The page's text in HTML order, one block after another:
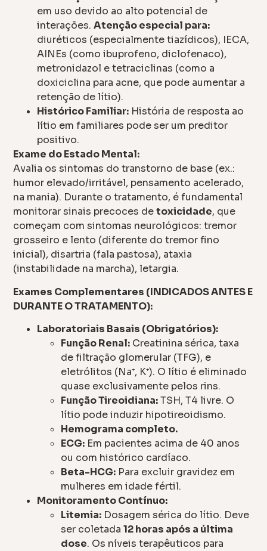
em uso devido ao alto potencial de
interações.Atenção especial para:
diuréticos (especialmente tiazídicos), IECA,
AINEs (como ibuprofeno, diclofenaco),
metronidazol e tetraciclinas (como a
doxiciclina para acne, que pode aumentar a
retenção de lítio).
Histórico Familiar: História de resposta ao
lítio em familiares pode ser um preditor
positivo.
Exame do Estado Mental:
Avalia os sintomas do transtorno de base (ex.:
humor elevado/irritável, pensamento acelerado,
na mania). Durante o tratamento, é fundamental
monitorar sinais precoces detoxicidade, que
começam com sintomas neurológicos: tremor
grosseiro e lento (diferente do tremor fino
inicial), disartria (fala pastosa), ataxia
(instabilidade na marcha), letargia.
Exames Complementares (INDICADOS ANTES E
DURANTE O TRATAMENTO):
Laboratoriais Basais (Obrigatórios):
Função Renal: Creatinina sérica, taxa
de filtração glomerular (TFG), e
eletrólitos (Na⁺, K⁺). O lítio é eliminado
quase exclusivamente pelos rins.
Função Tireoidiana:TSH, T4 livre. O
lítio pode induzir hipotireoidismo.
Hemograma completo.
ECG: Em pacientes acima de 40 anos
ou com histórico cardíaco.
Beta-HCG: Para excluir gravidez em
mulheres em idade fértil.
Monitoramento Contínuo:
Litemia: Dosagem sérica do lítio. Deve
ser coletada12 horas após a última
dose. Os níveis terapêuticos para